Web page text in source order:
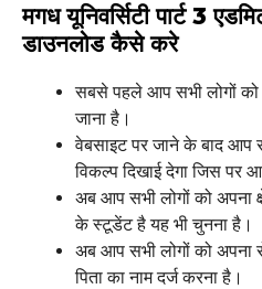
मगध यूनिवर्सिटी पार्ट 3
डाउनलोड कैसे करे
सबसे पहले आप सभी लोगों
जाना है।
वेबसाइट पर जाने के बाद आप
विकल्प दिखाई देगा जिस पर
अब आप सभी लोगों को
के स्टूडेंट है यह भी चुनना है।
अब आप सभी लोगों को
पिता का नाम दर्ज करना है।